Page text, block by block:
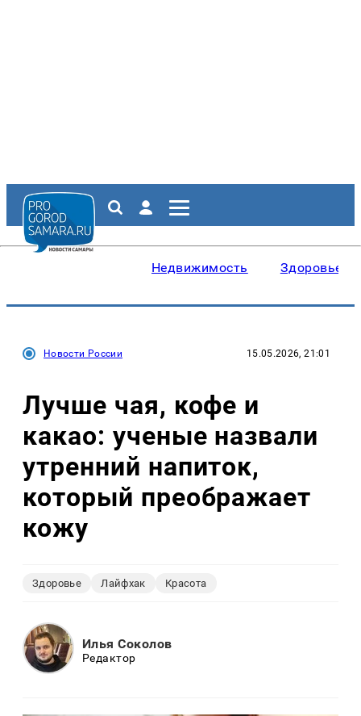
Недвижимость Здоровье
Новости России 15.05.2026, 21:01
Лучше чая, кофе и
какао: ученые назвали
утренний напиток,
который преображает
кожу
Здоровье Лайфхак Красота
Илья Соколов
Редактор